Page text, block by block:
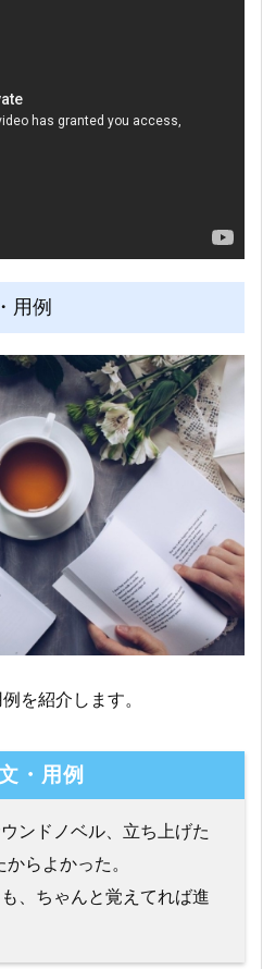
用例
を紹介します。
・用例
ンドノベル、立ち上げた
らよかった。
、ちゃんと覚えてれば進